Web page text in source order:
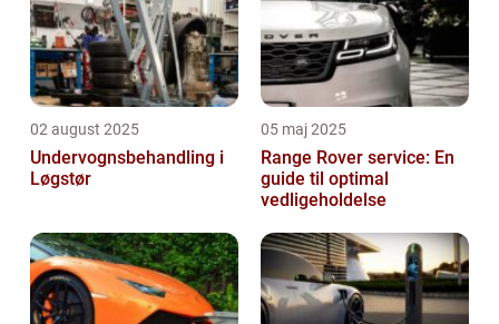
02 august 2025
Undervognsbehandling i
Løgstør
05 maj 2025
Range Rover service: En
guide til optimal
vedligeholdelse